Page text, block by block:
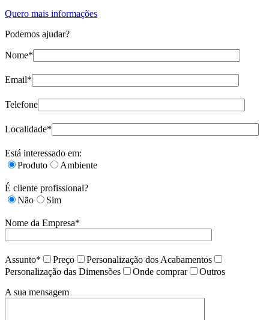
Quero mais informações
Podemos ajudar?
Nome*
Email*
Telefone
Localidade*
Está interessado em:
Produto
Ambiente
É cliente profissional?
Não
Sim
Nome da Empresa*
Assunto* Preço
Personalização dos Acabamentos
Personalização das Dimensões
Onde comprar
Outros
A sua mensagem